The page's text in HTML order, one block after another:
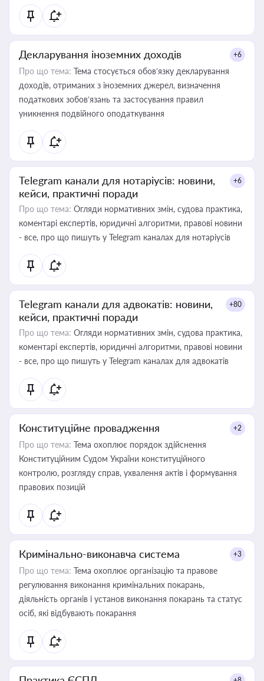
Декларування іноземних доходів +6
Про що тема: Тема стосується обов’язку декларування
доходів, отриманих з іноземних джерел, визначення
податкових зобов’язань та застосування правил
уникнення подвійного оподаткування
Telegram канали для нотаріусів: новини,
кейси, практичні поради
+6
Про що тема: Огляди нормативних змін, судова практика,
коментарі експертів, юридичні алгоритми, правові новини
- все, про що пишуть у Telegram каналах для нотаріусів
Telegram канали для адвокатів: новини,
кейси, практичні поради
+80
Про що тема: Огляди нормативних змін, судова практика,
коментарі експертів, юридичні алгоритми, правові новини
- все, про що пишуть у Telegram каналах для адвокатів
Конституційне провадження +2
Про що тема: Тема охоплює порядок здійснення
Конституційним Судом України конституційного
контролю, розгляду справ, ухвалення актів і формування
правових позицій
Кримінально-виконавча система +3
Про що тема: Тема охоплює організацію та правове
регулювання виконання кримінальних покарань,
діяльність органів і установ виконання покарань та статус
осіб, які відбувають покарання